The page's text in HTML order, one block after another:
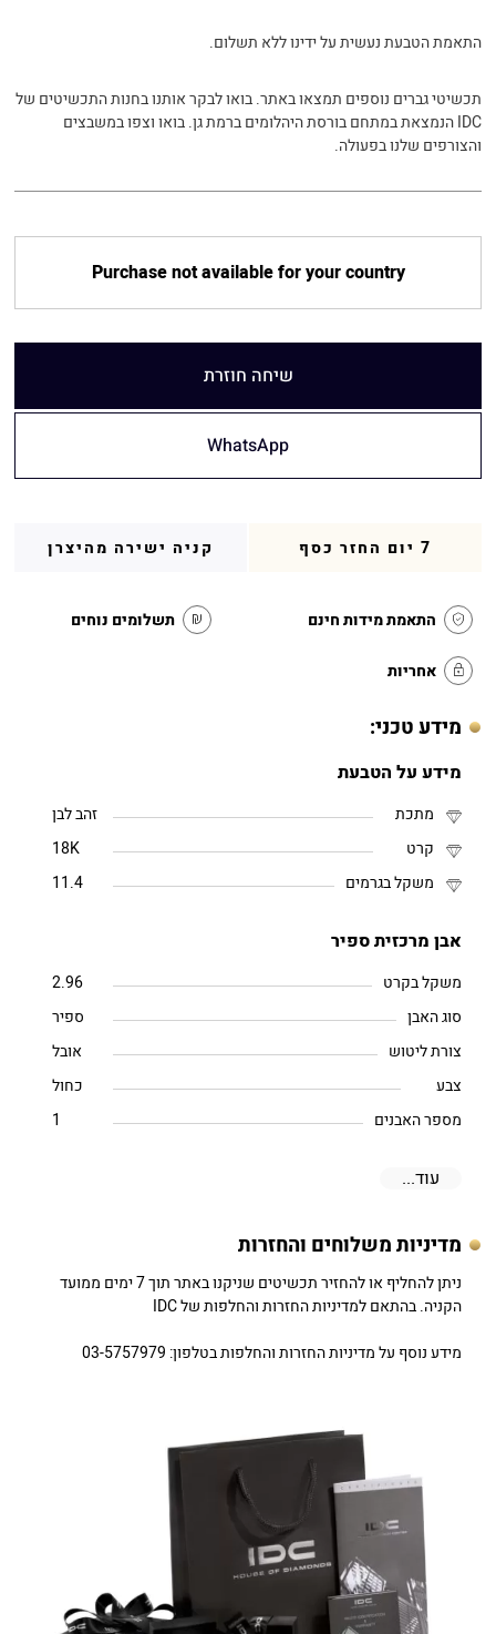
התאמת הטבעת נעשית על ידינו ללא תשלום.
תכשיטי גברים נוספים תמצאו באתר. בואו לבקר אותנו בחנות התכשיטים של
IDC הנמצאת במתחם בורסת היהלומים ברמת גן. בואו וצפו במשבצים
והצורפים שלנו בפעולה.
Purchase not available for your country
שיחה חוזרת
WhatsApp
7 יום החזר כסף קניה ישירה מהיצרן
התאמת מידות חינם תשלומים נוחים
אחריות
מידע טכני:
מידע על הטבעת
מתכת
זהב לבן
קרט
18K
משקל בגרמים
11.4
אבן מרכזית ספיר
משקל בקרט
2.96
סוג האבן
ספיר
צורת ליטוש
אובל
צבע
כחול
מספר האבנים
1
עוד...
מדיניות משלוחים והחזרות
ניתן להחליף או להחזיר תכשיטים שניקנו באתר תוך 7 ימים ממועד
הקניה. בהתאם למדיניות החזרות והחלפות של IDC
מידע נוסף על מדיניות החזרות והחלפות בטלפון: 03-5757979